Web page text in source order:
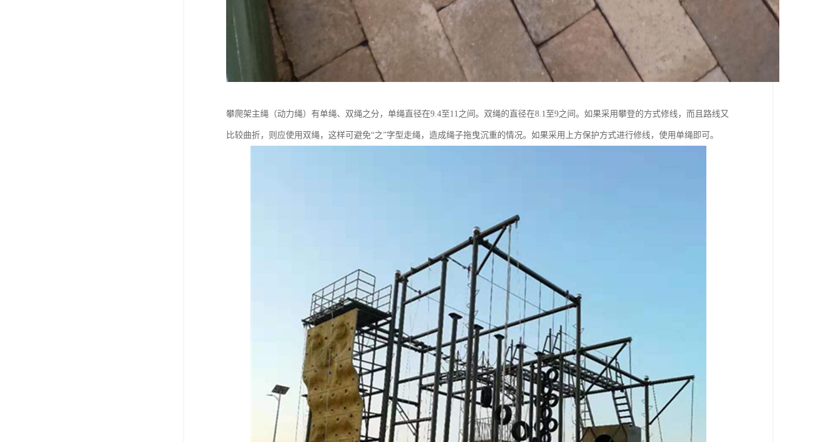
攀爬架主绳（动力绳）有单绳、双绳之分，单绳直径在9.4至11之间。双绳的直径在8.1至9之间。如果采用攀登的方式修线，而且路线又
比较曲折，则应使用双绳，这样可避免“之”字型走绳，造成绳子拖曳沉重的情况。如果采用上方保护方式进行修线，使用单绳即可。